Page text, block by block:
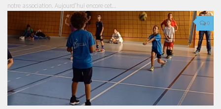
notre association. Aujourd’hui encore cet...
0